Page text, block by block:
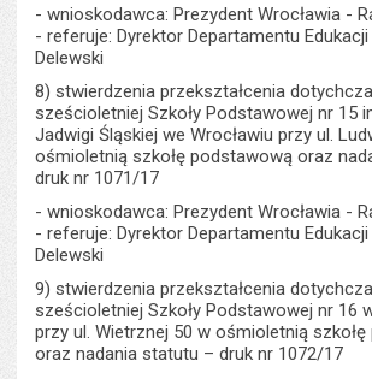
- wnioskodawca: Prezydent Wrocławia -
- referuje: Dyrektor Departamentu
Delewski
8) stwierdzenia przekształcenia
sześcioletniej Szkoły Podstawowej nr 15
Jadwigi Śląskiej we Wrocławiu przy ul.
ośmioletnią szkołę podstawową oraz
druk nr 1071/17
- wnioskodawca: Prezydent Wrocławia -
- referuje: Dyrektor Departamentu
Delewski
9) stwierdzenia przekształcenia
sześcioletniej Szkoły Podstawowej nr 16
przy ul. Wietrznej 50 w ośmioletnią
oraz nadania statutu – druk nr 1072/17